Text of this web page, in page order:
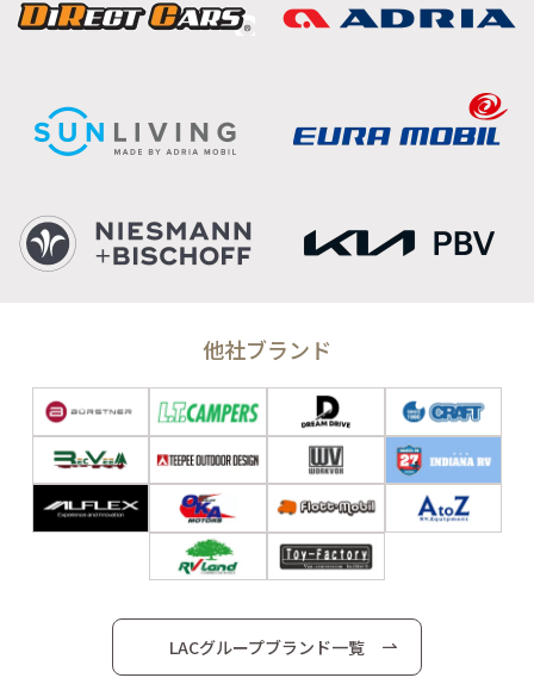
他社ブランド
LACグループブランド一覧